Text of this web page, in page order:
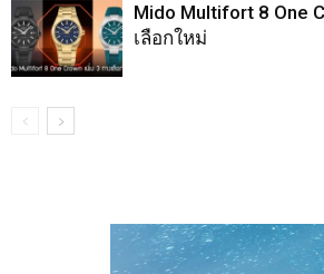
Mido Multifort 8 One
เลือกใหม่